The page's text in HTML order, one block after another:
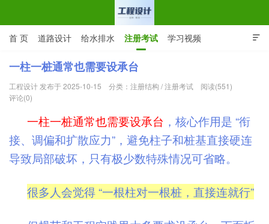

首 页 道路设计 给水排水 注册考试 学习视频
CAD图纸 专业词汇 规范下载
一柱一桩通常也需要设承台
工程设计 发布于 2025-10-15 分类： 注册结构 /注册考试
阅读(551)
评论(0)
一柱一桩通常也需要设承台 ，核心作用是 “衔
接、调偏和扩散应力”，避免柱子和桩基直接硬连
导致局部破坏，只有极少数特殊情况可省略。
很多人会觉得 “一根柱对一根桩，直接连就行”